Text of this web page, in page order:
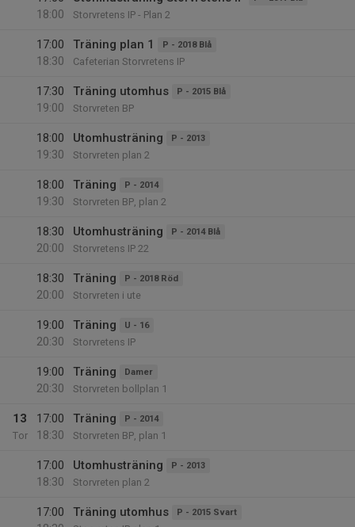
18:00
Storvretens IP - Plan 2
17:00
18:30
Träning plan 1 P - 2018 Blå
Cafeterian Storvretens IP
17:30
19:00
Träning utomhus P - 2015 Blå
Storvreten BP
18:00
19:30
Utomhusträning P - 2013
Storvreten plan 2
18:00
19:30
Träning P - 2014
Storvreten BP, plan 2
18:30
20:00
Utomhusträning P - 2014 Blå
Storvretens IP 22
18:30
20:00
Träning P - 2018 Röd
Storvreten i ute
19:00
20:30
Träning U - 16
Storvretens IP
19:00
20:30
Träning Damer
Storvreten bollplan 1
13
Tor
17:00
18:30
Träning P - 2014
Storvreten BP, plan 1
17:00
18:30
Utomhusträning P - 2013
Storvreten plan 2
17:00
Träning utomhus P - 2015 Svart